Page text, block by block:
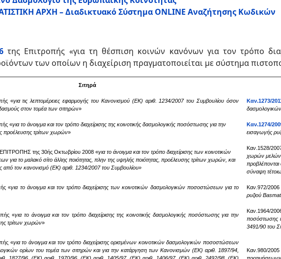
ΑΡΧΗ – Διαδικτυακό Σύστημα ONLINE Αναζήτησης Κωδικών
της Επιτροπής «για τη θέσπιση κοινών κανόνων για τον τρόπο
των οποίων η διαχείριση πραγματοποιείται με σύστημα
Σιτηρά
«για τις λεπτομέρειες εφαρμογής του Κανονισμού (ΕΚ) αριθ. 1234/2007 του Συμβουλίου όσον
στον τομέα των σιτηρών»
Καν.1273/
«για το άνοιγμα και τον τρόπο διαχείρισης της κοινοτικής δασμολογικής ποσόστωσης για την
προέλευσης τρίτων χωρών»
Καν.1274/
εισαγωγής
της 30ής Οκτωβρίου 2008 «για το άνοιγμα και τον τρόπο διαχείρισης των κοινοτικών
για το μαλακό σίτο άλλης ποιότητας, πλην της υψηλής ποιότητας, προέλευσης τρίτων χωρών, και
από τον κανονισμό (ΕΚ) αριθ. 1234/2007 του Συμβουλίου»
Καν.1528/
χωρών μελών
προβλέπονται
σύναψη
«για το άνοιγμα και τον τρόπο διαχείρισης των κοινοτικών δασμολογικών ποσοστώσεων για το
Καν.972/
ρυζιού
«για το άνοιγμα και τον τρόπο διαχείρισης της κοινοτικής δασμολογικής ποσόστωσης για την
τρίτων χωρών»
Καν.1964/
ποσόστωσης
3491/90 του
«για το άνοιγμα και τον τρόπο διαχείρισης ορισμένων κοινοτικών δασμολογικών ποσοστώσεων
ορίων του τομέα των σιτηρών και για την κατάργηση των Κανονισμών (ΕΚ) αριθ. 1897/94,
Καν.980/2005